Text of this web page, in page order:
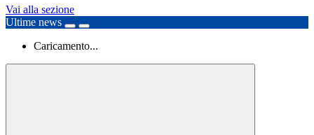
Vai alla sezione
Ultime news
Caricamento...